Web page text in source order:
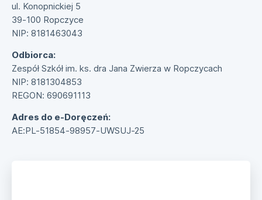
ul. Konopnickiej 5
39-100 Ropczyce
NIP: 8181463043
Odbiorca:
Zespół Szkół im. ks. dra Jana Zwierza w Ropczycach
NIP: 8181304853
REGON: 690691113
Adres do e-Doręczeń:
AE:PL-51854-98957-UWSUJ-25